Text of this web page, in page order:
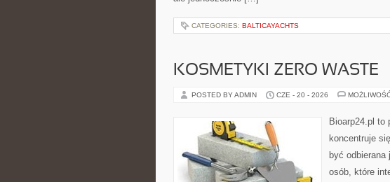
CATEGORIES: BALTICAYACHTS
KOSMETYKI ZERO WASTE
POSTED BY ADMIN CZE - 20 - 2026
Bioarp24.pl to
koncentruje
być odbierana
osób, które